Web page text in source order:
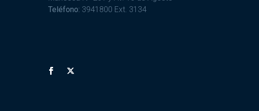
Teléfono: 3941800 Ext. 3134